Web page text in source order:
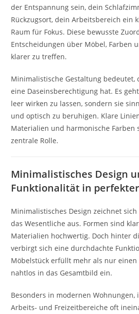
der Entspannung sein, dein
Rückzugsort, dein Arbeitsbereich ein
Raum für Fokus. Diese bewusste
Entscheidungen über Möbel, Farben
klarer zu treffen.
Minimalistische Gestaltung bedeutet,
eine Daseinsberechtigung hat. Es
leer wirken zu lassen, sondern sie
und optisch zu beruhigen. Klare
Materialien und harmonische Farben
zentrale Rolle.
Minimalistisches Design
Funktionalität in
Minimalistisches Design zeichnet
das Wesentliche aus. Formen sind
Materialien hochwertig. Doch hinter
verbirgt sich eine durchdachte
Möbelstück erfüllt mehr als nur einen
nahtlos in das Gesamtbild ein.
Besonders in modernen Wohnungen,
Arbeits- und Freizeitbereiche oft